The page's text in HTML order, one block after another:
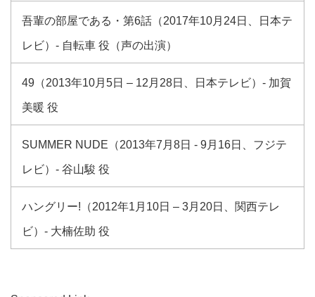
吾輩の部屋である・第6話（2017年10月24日、日本テ
レビ）- 自転車 役（声の出演）
49（2013年10月5日 – 12月28日、日本テレビ）- 加賀
美暖 役
SUMMER NUDE（2013年7月8日 ‐ 9月16日、フジテ
レビ）- 谷山駿 役
ハングリー!（2012年1月10日 – 3月20日、関西テレ
ビ）- 大楠佐助 役